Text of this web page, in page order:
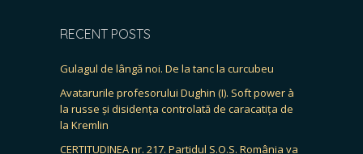
RECENT POSTS
Gulagul de lângă noi. De la tanc la curcubeu
Avatarurile profesorului Dughin (I). Soft power à
la russe și disidența controlată de caracatița de
la Kremlin
CERTITUDINEA nr. 217. Partidul S.O.S. România va